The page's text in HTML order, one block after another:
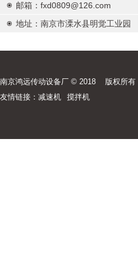
邮箱：fxd0809@126.com
地址：南京市溧水县明觉工业园
南京鸿远传动设备厂 © 2018 版权所有
友情链接： 减速机 搅拌机